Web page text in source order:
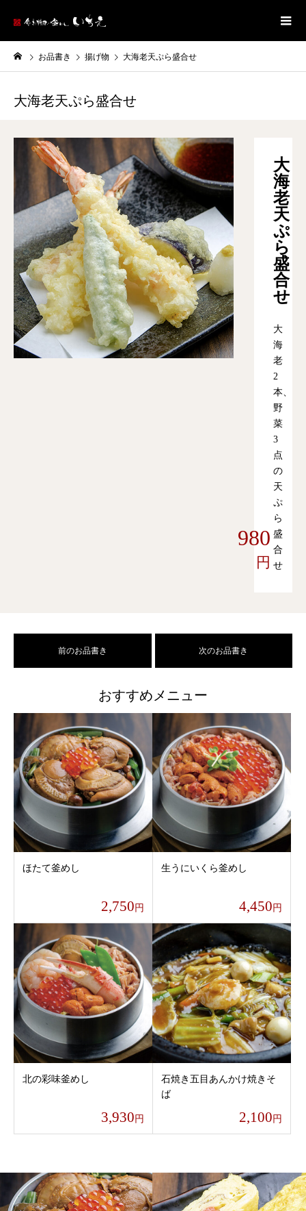
お品書き 揚げ物 大海老天ぷら盛合せ
大海老天ぷら盛合せ
大
海
老
天
ぷ
ら
盛
合
せ
大
海
老
2
本、
野
菜
3
点
の
天
ぷ
ら
盛
合
せ
980
円
前のお品書き 次のお品書き
おすすめメニュー
ほたて釜めし
2,750 円
生うにいくら釜めし
4,450 円
北の彩味釜めし
3,930円
石焼き五目あんかけ焼きそ
ば
2,100円